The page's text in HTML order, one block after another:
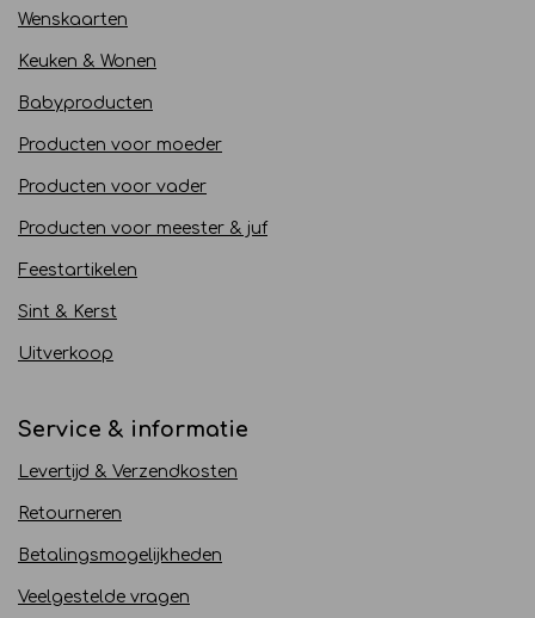
Wenskaarten
Keuken & Wonen
Babyproducten
Producten voor moeder
Producten voor vader
Producten voor meester & juf
Feestartikelen
Sint & Kerst
Uitverkoop
Service & informatie
Levertijd & Verzendkosten
Retourneren
Betalingsmogelijkheden
Veelgestelde vragen